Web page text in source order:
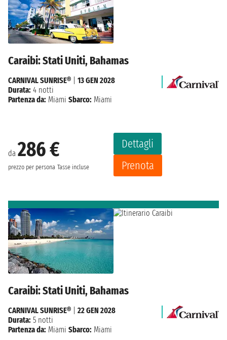
Caraibi: Stati Uniti, Bahamas
da 286 €
prezzo per persona Tasse incluse
Dettagli
Prenota
CARNIVAL SUNRISE®
13 GEN 2028
Durata: 4 notti
Partenza da: Miami Sbarco: Miami
Caraibi: Stati Uniti, Bahamas
CARNIVAL SUNRISE®
22 GEN 2028
Durata: 5 notti
Partenza da: Miami Sbarco: Miami